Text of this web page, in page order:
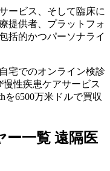
ービス、そして臨床に
提供者、プラットフォ
括的かつパーソナライ
宅でのオンライン検診
性疾患ケアサービス
を6500万米ドルで買収
ー一覧 遠隔医